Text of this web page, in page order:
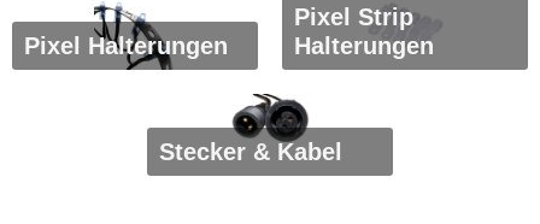
Pixel Halterungen
Pixel Strip
Halterungen
Stecker & Kabel